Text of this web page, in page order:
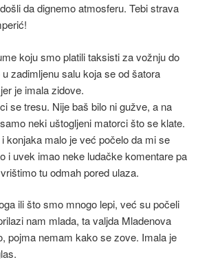
da dignemo atmosferu. Tebi strava
koju smo platili taksisti za vožnju do
zadimljenu salu koja se od šatora
je imala zidove.
se tresu. Nije baš bilo ni gužve, a na
neki uštogljeni matorci što se klate.
konjaka malo je već počelo da mi se
i uvek imao neke ludačke komentare pa
tu odmah pored ulaza.
ili što smo mnogo lepi, već su počeli
nam mlada, ta valjda Mladenova
pojma nemam kako se zove. Imala je